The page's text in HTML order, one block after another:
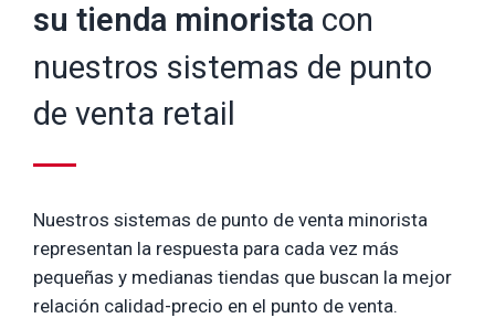
su tienda minorista con
nuestros sistemas de punto
de venta retail
Nuestros sistemas de punto de venta minorista
representan la respuesta para cada vez más
pequeñas y medianas tiendas que buscan la mejor
relación calidad-precio en el punto de venta.